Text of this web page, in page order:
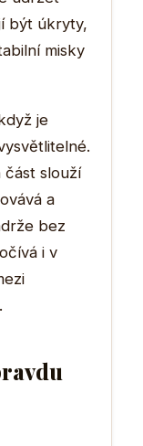
být úkryty,
misky
je
slouží
a
bez
i v